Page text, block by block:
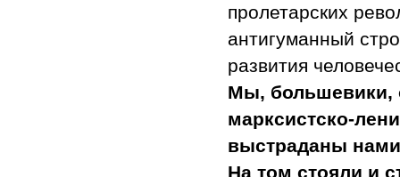
пролетарских
антигуманный
развития
Мы, большевики,
марксистско-
выстраданы нами
На том стояли и